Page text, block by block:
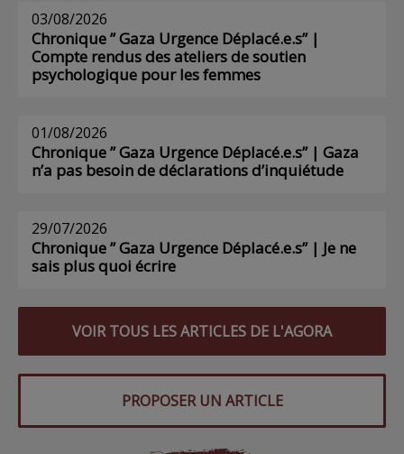
03/08/2026
Chronique ” Gaza Urgence Déplacé.e.s” |
Compte rendus des ateliers de soutien
psychologique pour les femmes
01/08/2026
Chronique ” Gaza Urgence Déplacé.e.s” | Gaza
n’a pas besoin de déclarations d’inquiétude
29/07/2026
Chronique ” Gaza Urgence Déplacé.e.s” | Je ne
sais plus quoi écrire
VOIR TOUS LES ARTICLES DE L'AGORA
PROPOSER UN ARTICLE